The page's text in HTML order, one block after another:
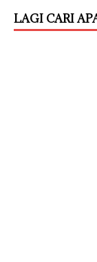
LAGI CARI